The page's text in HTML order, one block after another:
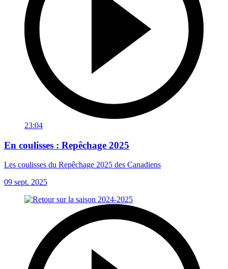
23:04
En coulisses : Repêchage 2025
Les coulisses du Repêchage 2025 des Canadiens
09 sept. 2025